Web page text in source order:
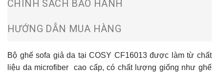
CHÍNH SÁCH BẢO HÀNH
HƯỚNG DẪN MUA HÀNG
Bộ ghế sofa giả da tại COSY CF16013 được làm từ chất
liệu da microfiber
cao cấp, có chất lượng giống như ghế